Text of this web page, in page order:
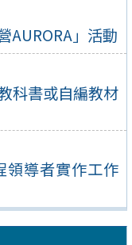
AURORA」活動
科書或自編教材
領導者實作工作